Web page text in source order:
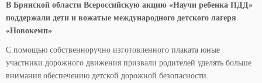
В Брянской области Всероссийскую акцию «Научи ребенка ПДД»
поддержали дети и вожатые международного детского лагеря
«Новокемп»
С помощью собственноручно изготовленного плаката юные
участники дорожного движения призвали родителей уделять больше
внимания обеспечению детской дорожной безопасности.